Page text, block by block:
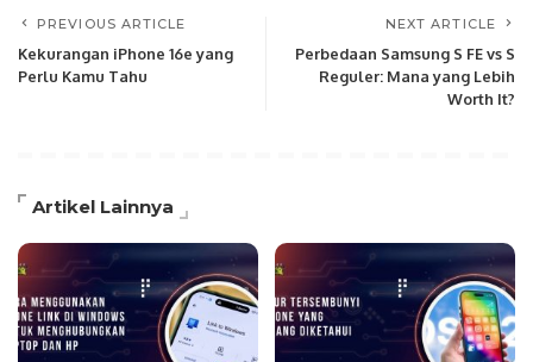
PREVIOUS ARTICLE
Kekurangan iPhone 16e yang
Perlu Kamu Tahu
NEXT ARTICLE
Perbedaan Samsung S FE vs S
Reguler: Mana yang Lebih
Worth It?
Artikel Lainnya